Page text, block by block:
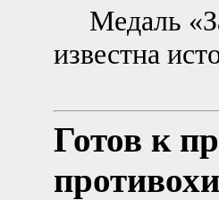
Медаль
известна
Готов к